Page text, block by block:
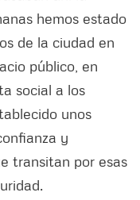
hemos estado
de la ciudad en
público, en
social a los
unos
y
transitan por esas